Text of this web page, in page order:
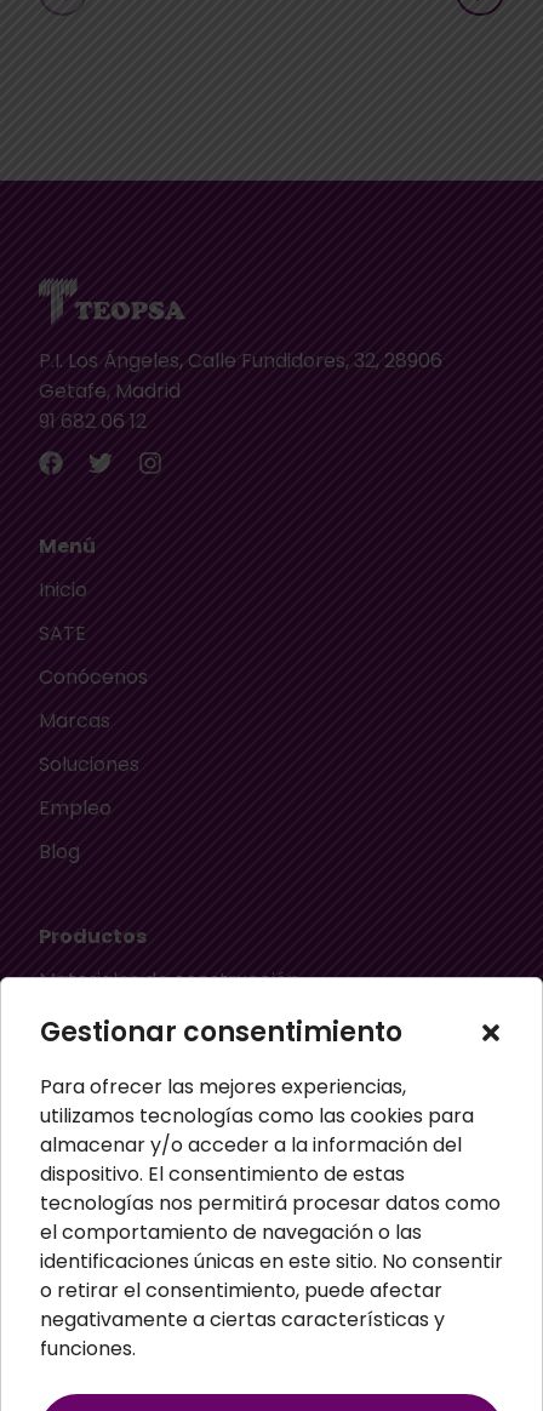
Gestionar consentimiento
Para ofrecer las mejores experiencias,
utilizamos tecnologías como las cookies para
almacenar y/o acceder a la información del
dispositivo. El consentimiento de estas
tecnologías nos permitirá procesar datos como
el comportamiento de navegación o las
identificaciones únicas en este sitio. No consentir
o retirar el consentimiento, puede afectar
negativamente a ciertas características y
funciones.
P.I. Los Ángeles, Calle Fundidores, 32, 28906
Getafe, Madrid
91 682 06 12
Menú
Inicio
SATE
Conócenos
Marcas
Soluciones
Empleo
Blog
Productos
Materiales de construcción
Aislamiento térmico
Material ignífugo aislante
Paneles aislantes
Masillas para pared
Paneles sandwich
Perfiles